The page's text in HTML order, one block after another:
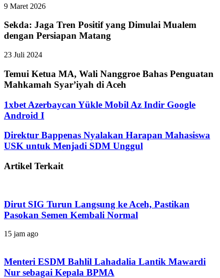
9 Maret 2026
Sekda: Jaga Tren Positif yang Dimulai Mualem
dengan Persiapan Matang
23 Juli 2024
Temui Ketua MA, Wali Nanggroe Bahas Penguatan
Mahkamah Syar’iyah di Aceh
1xbet Azerbaycan Yükle Mobil Az Indir Google
Android I
Direktur Bappenas Nyalakan Harapan Mahasiswa
USK untuk Menjadi SDM Unggul
Artikel Terkait
Dirut SIG Turun Langsung ke Aceh, Pastikan
Pasokan Semen Kembali Normal
15 jam ago
Menteri ESDM Bahlil Lahadalia Lantik Mawardi
Nur sebagai Kepala BPMA